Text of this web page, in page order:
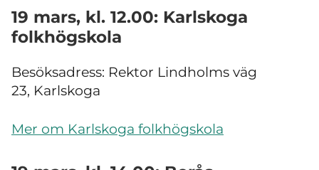
19 mars, kl. 12.00: Karlskoga
folkhögskola
Besöksadress: Rektor Lindholms väg
23, Karlskoga
Mer om Karlskoga folkhögskola